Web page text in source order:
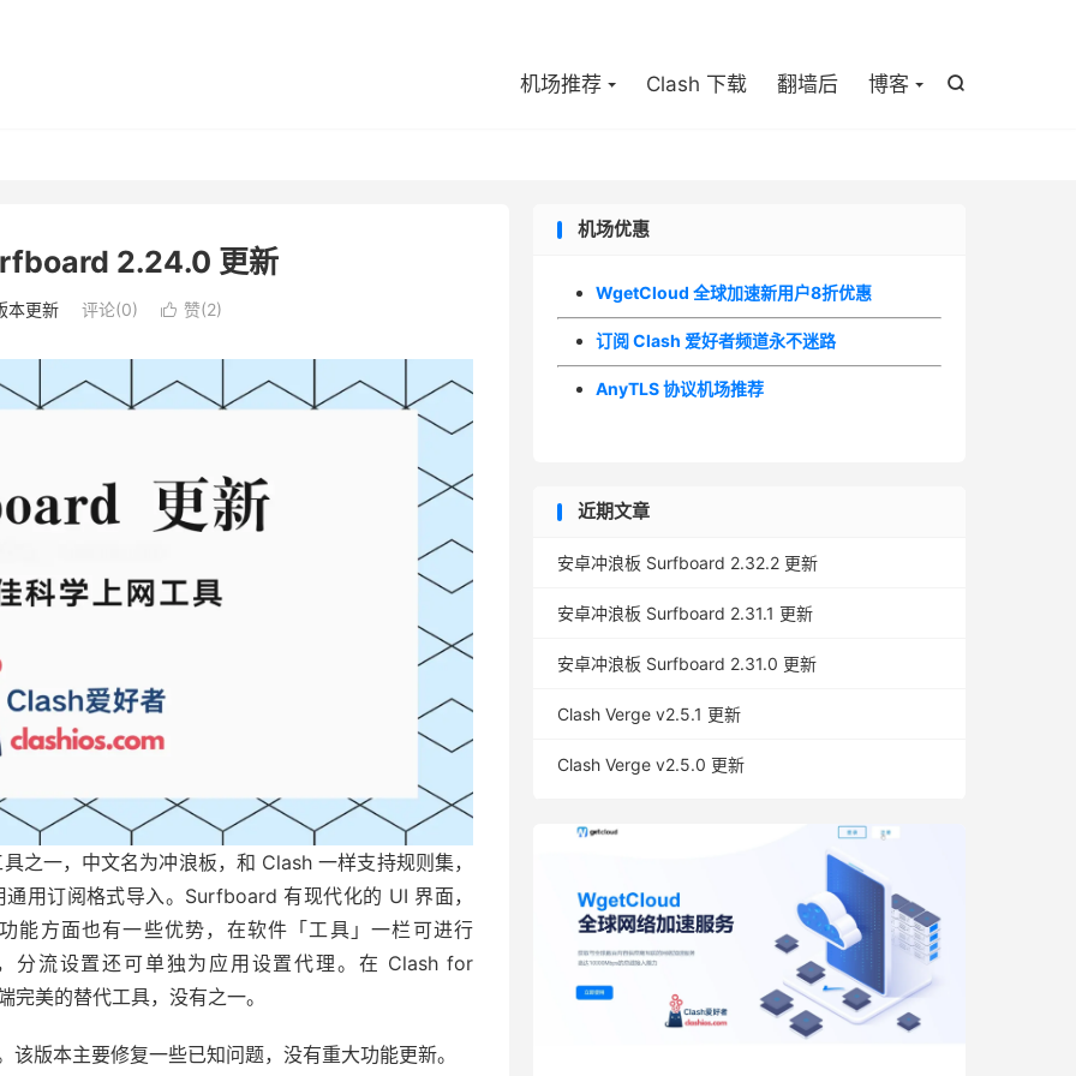

机场推荐 Clash 下载 翻墙后 博客
2.24.0 更新
本更新 评论(0)  赞(2)
一，中文名为冲浪板，和 Clash 一样支持规则集，
用订阅格式导入。Surfboard 有现代化的 UI 界面，
能方面也有一些优势，在软件「工具」一栏可进行
分流设置还可单独为应用设置代理。在 Clash for
美的替代工具，没有之一。
版本主要修复一些已知问题，没有重大功能更新。
机场优惠
WgetCloud 全球加速新用户8折优惠
订阅 Clash 爱好者频道永不迷路
AnyTLS 协议机场推荐
近期文章
安卓冲浪板 Surfboard 2.32.2 更新
安卓冲浪板 Surfboard 2.31.1 更新
安卓冲浪板 Surfboard 2.31.0 更新
Clash Verge v2.5.1 更新
Clash Verge v2.5.0 更新